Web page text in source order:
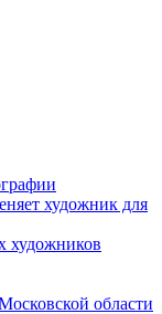
художник для
художников
области